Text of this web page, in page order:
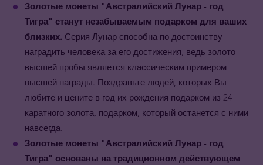
Золотые монеты "Австралийский Лунар - год
Тигра" станут незабываемым подарком для ваших
близких. Серия Лунар способна по достоинству
наградить человека за его достижения, ведь золото
высшей пробы является классическим примером
высшей награды. Поздравьте людей, которых Вы
любите и цените в год их рождения подарком из 24
каратного золота, подарком, который останется с ними
навсегда.
Золотые монеты "Австралийский Лунар - год
Тигра" основаны на традиционном действующем